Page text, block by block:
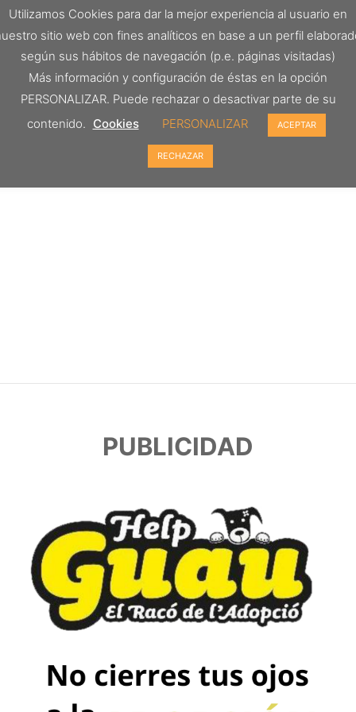
PUBLICIDAD
Utilizamos Cookies para dar la mejor experiencia al usuario en
sitio web con fines analíticos en base a un perfil
según sus hábitos de navegación (p.e. páginas visitadas)
Más información y configuración de éstas en la opción
PERSONALIZAR. Puede rechazar o desactivar parte de su
contenido. Cookies PERSONALIZAR ACEPTAR
RECHAZAR